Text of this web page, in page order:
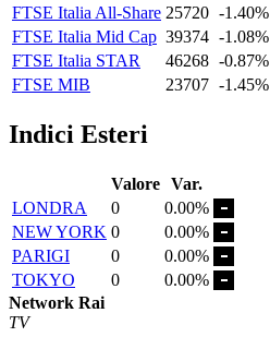
FTSE Italia All-Share 25720 -1.40%
FTSE Italia Mid Cap 39374 -1.08%
FTSE Italia STAR
46268 -0.87%
FTSE MIB
23707 -1.45%
Indici Esteri
Valore Var.
LONDRA
0
0.00%
NEW YORK 0
0.00%
PARIGI
0
0.00%
TOKYO
0
0.00%
Network Rai
TV